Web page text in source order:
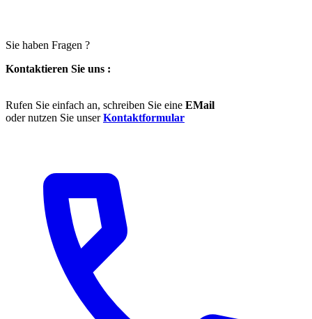
Sie haben Fragen ?
Kontaktieren Sie uns :
Rufen Sie einfach an, schreiben Sie eine EMail
oder nutzen Sie unserKontaktformular